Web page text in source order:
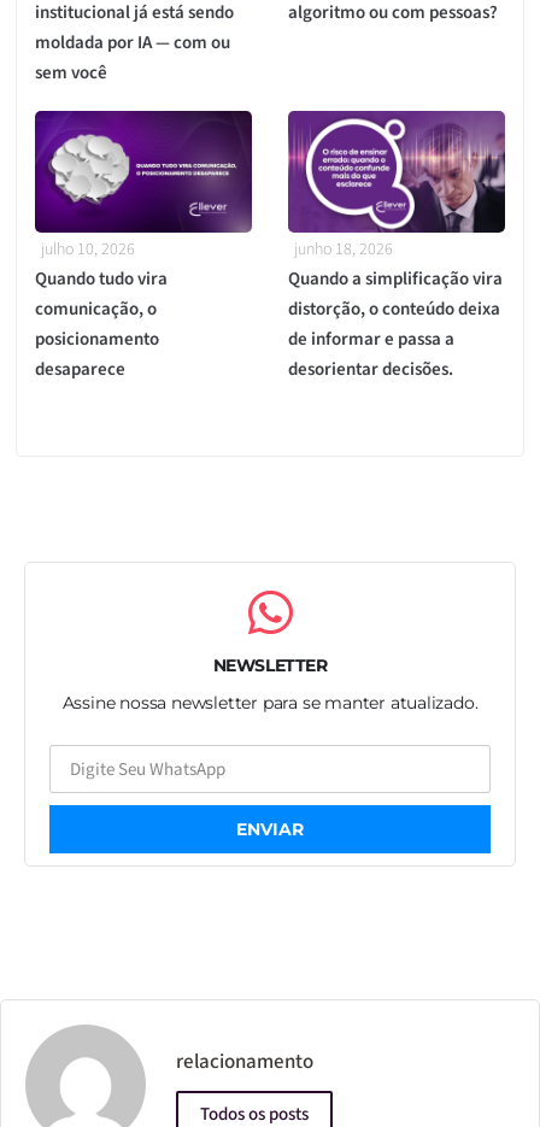
institucional já está sendo
moldada por IA — com ou
sem você
algoritmo ou com pessoas?
julho 10, 2026
Quando tudo vira
comunicação, o
posicionamento
desaparece
junho 18, 2026
Quando a simplificação vira
distorção, o conteúdo deixa
de informar e passa a
desorientar decisões.
NEWSLETTER
Assine nossa newsletter para se manter atualizado.
ENVIAR
relacionamento
Todos os posts